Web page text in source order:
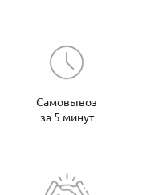
Самовывоз
за 5 минут